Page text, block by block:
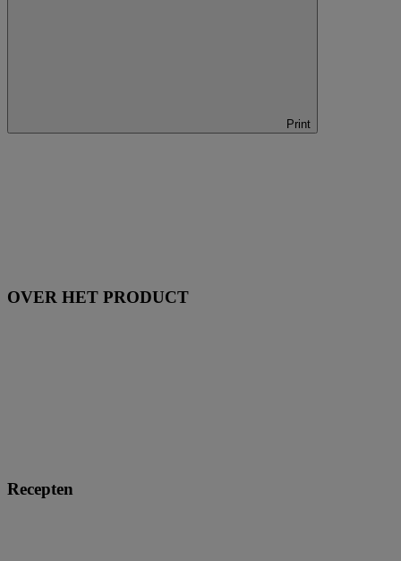
Print
OVER HET PRODUCT
Recepten